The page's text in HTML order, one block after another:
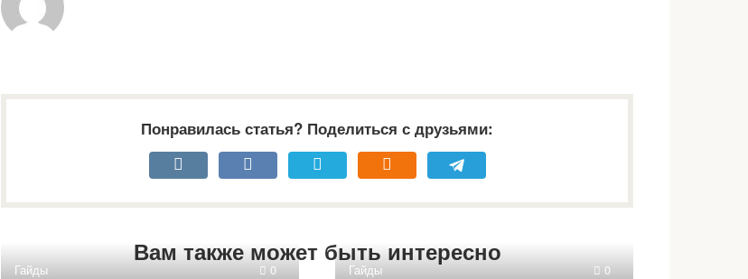
Понравилась статья? Поделиться с друзьями:
Вам также может быть интересно
Гайды 0 Гайды 0